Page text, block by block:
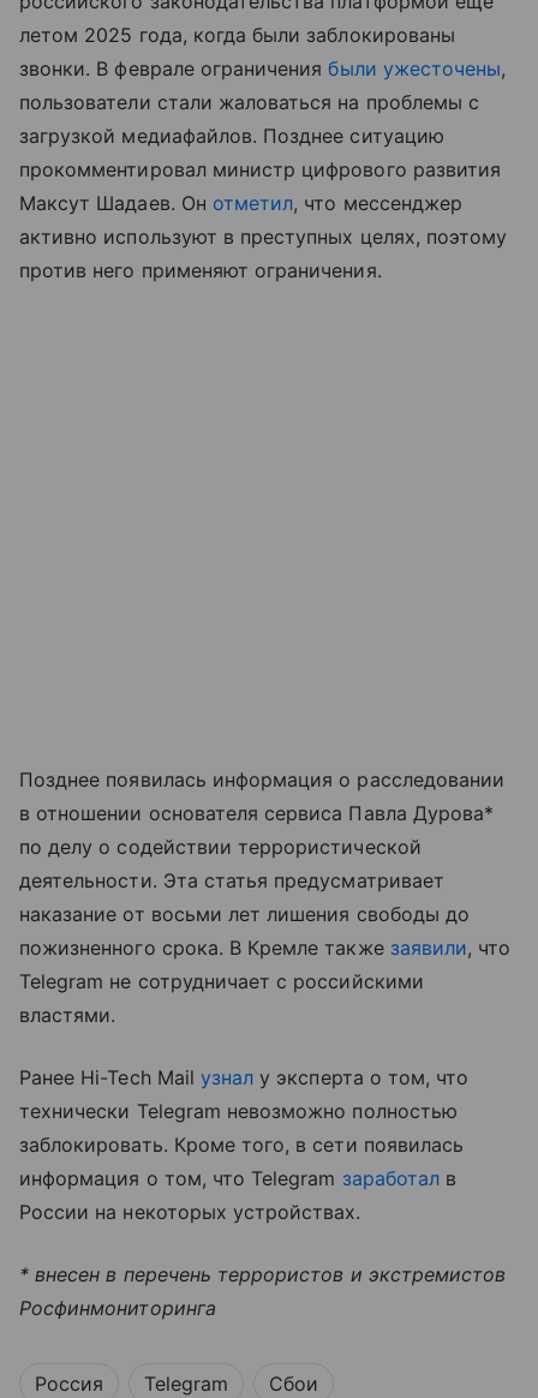
летом 2025 года, когда были заблокированы
звонки. В феврале ограничениябыли ужесточены,
пользователи стали жаловаться на проблемы с
загрузкой медиафайлов. Позднее ситуацию
прокомментировал министр цифрового развития
Максут Шадаев. Он отметил, что мессенджер
активно используют в преступных целях, поэтому
против него применяют ограничения.
Позднее появилась информация о расследовании
в отношении основателя сервиса Павла Дурова*
по делу о содействии террористической
деятельности. Эта статья предусматривает
наказание от восьми лет лишения свободы до
пожизненного срока. В Кремле также заявили, что
Telegram не сотрудничает с российскими
властями.
Ранее Hi-Tech Mail узнал у эксперта о том, что
технически Telegram невозможно полностью
заблокировать. Кроме того, в сети появилась
информация о том, что Telegram заработалв
России на некоторых устройствах.
* внесен в перечень террористов и экстремистов
Росфинмониторинга
Россия Telegram Сбои